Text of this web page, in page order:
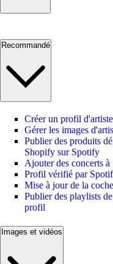
Recommandé
Créer un profil
Gérer les images
Publier des produits
Shopify sur Spotify
Ajouter des concerts
Profil vérifié par
Mise à jour de la
Publier des playlists
profil
Images et vidéos